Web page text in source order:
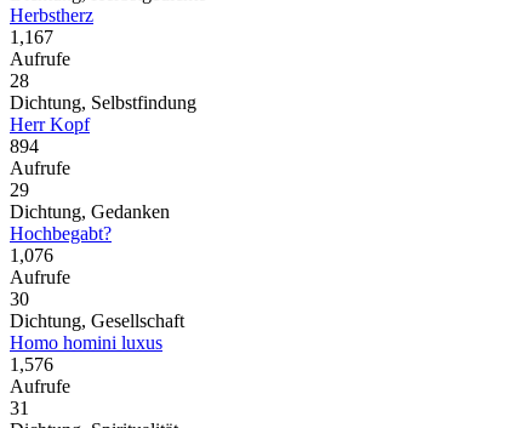
Herbstherz
1,167
Aufrufe
28
Dichtung, Selbstfindung
Herr Kopf
894
Aufrufe
29
Dichtung, Gedanken
Hochbegabt?
1,076
Aufrufe
30
Dichtung, Gesellschaft
Homo homini luxus
1,576
Aufrufe
31